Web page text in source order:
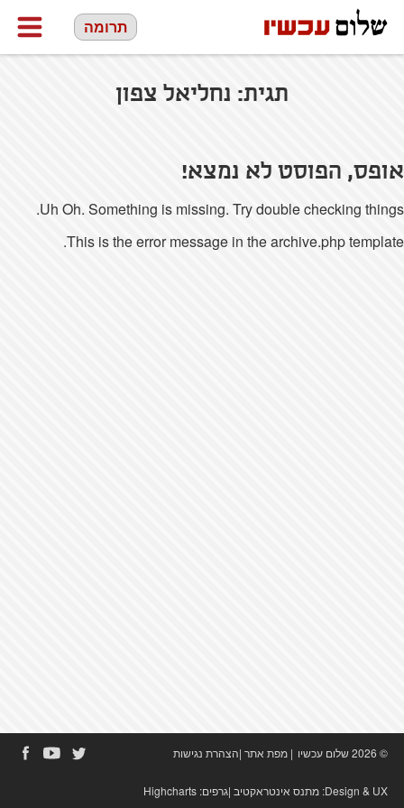
תרומה
תגית: נחליאל צפון
אופס, הפוסט לא נמצא!
Uh Oh. Something is missing. Try double checking things.
This is the error message in the archive.php template.
© 2026 שלום עכשיו | מפת אתר|הצהרת נגישות
Design & UX: מתנס אינטראקטיב|גרפים: Highcharts